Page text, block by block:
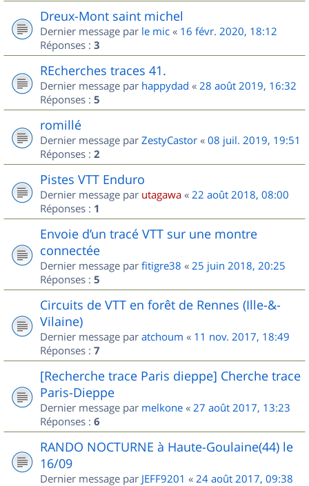
Dreux-Mont saint michel
Dernier message par le mic « 16 févr. 2020, 18:12
Réponses : 3
REcherches traces 41.
Dernier message par happydad « 28 août 2019, 16:32
Réponses : 5
romillé
Dernier message par ZestyCastor « 08 juil. 2019, 19:51
Réponses : 2
Pistes VTT Enduro
Dernier message par utagawa « 22 août 2018, 08:00
Réponses : 1
Envoie d’un tracé VTT sur une montre
connectée
Dernier message par fitigre38 « 25 juin 2018, 20:25
Réponses : 5
Circuits de VTT en forêt de Rennes (Ille-&-
Vilaine)
Dernier message par atchoum « 11 nov. 2017, 18:49
Réponses : 7
[Recherche trace Paris dieppe] Cherche trace
Paris-Dieppe
Dernier message par melkone « 27 août 2017, 13:23
Réponses : 6
RANDO NOCTURNE à Haute-Goulaine(44) le
16/09
Dernier message par JEFF9201 « 24 août 2017, 09:38